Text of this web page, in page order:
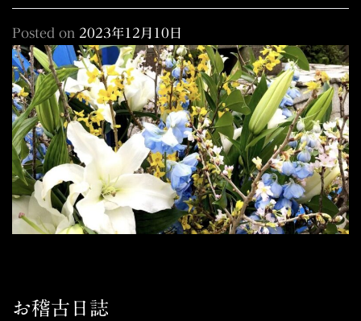
Posted on 2023年12月10日
お稽古日誌